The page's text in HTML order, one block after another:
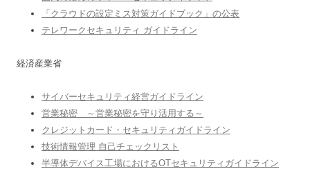
「クラウドの設定ミス対策ガイドブック」の公表
テレワークセキュリティ ガイドライン
経済産業省
サイバーセキュリティ経営ガイドライン
営業秘密 ～営業秘密を守り活用する～
クレジットカード・セキュリティガイドライン
技術情報管理 自己チェックリスト
半導体デバイス工場におけるOTセキュリティガイドライン